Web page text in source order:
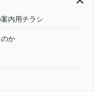
内用チラシ
か